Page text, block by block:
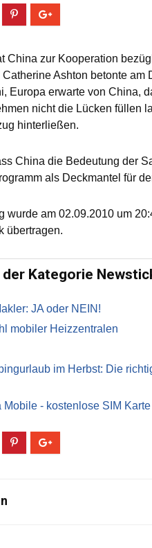
China zur Kooperation
Ashton betonte
Europa erwarte von China,
nicht die Lücken füllen
hinterließen.
China die Bedeutung der
als Deckmantel für
wurde am 02.09.2010 um
übertragen.
Kategorie
JA oder NEIN!
mobiler Heizzentralen
im Herbst: Die
- kostenlose SIM